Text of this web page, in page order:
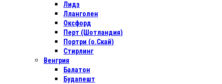
Лидз
Лланголен
Оксфорд
Перт (Шотландия)
Портри (о.Скай)
Стирлинг
Венгрия
Балатон
Будапешт